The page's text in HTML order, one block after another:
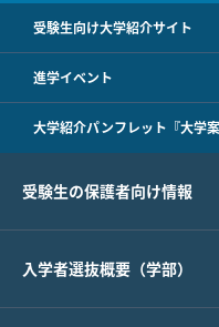
受験生向け大学紹介サイト
進学イベント
大学紹介パンフレット『大学案
受験生の保護者向け情報
入学者選抜概要（学部）